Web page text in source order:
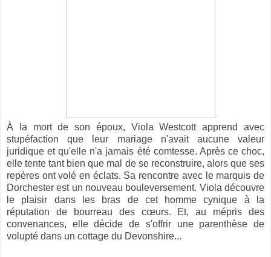
À la mort de son époux, Viola Westcott apprend avec
stupéfaction que leur mariage n'avait aucune valeur
juridique et qu'elle n'a jamais été comtesse. Après ce choc,
elle tente tant bien que mal de se reconstruire, alors que ses
repères ont volé en éclats. Sa rencontre avec le marquis de
Dorchester est un nouveau bouleversement. Viola découvre
le plaisir dans les bras de cet homme cynique à la
réputation de bourreau des cœurs. Et, au mépris des
convenances, elle décide de s'offrir une parenthèse de
volupté dans un cottage du Devonshire...